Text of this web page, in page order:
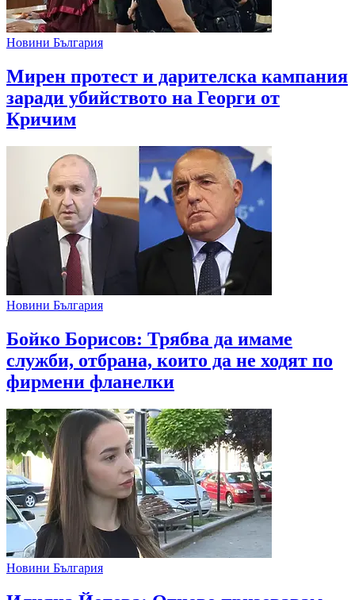
Новини България
Мирен протест и дарителска кампания
заради убийството на Георги от
Кричим
Новини България
Бойко Борисов: Трябва да имаме
служби, отбрана, които да не ходят по
фирмени фланелки
Новини България